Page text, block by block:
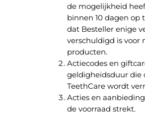
de mogelijkheid
binnen 10 dagen op
dat Besteller enige
verschuldigd is voor
producten.
Actiecodes en
geldigheidsduur die
TeethCare wordt
Acties en
de voorraad strekt.